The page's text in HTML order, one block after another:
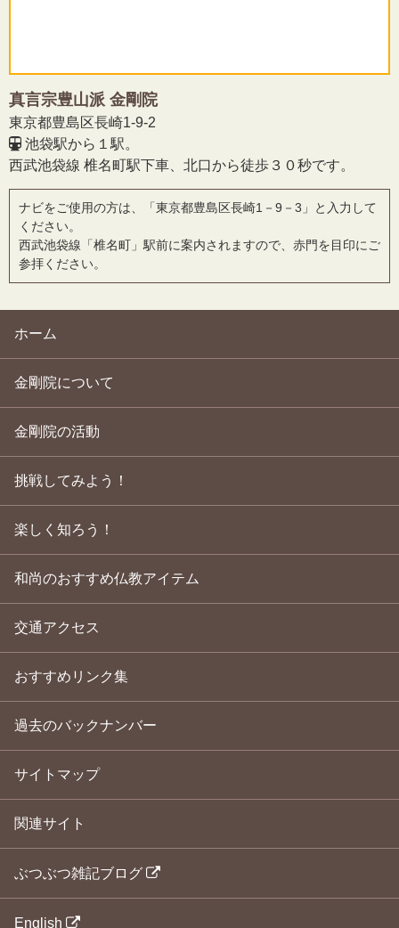
真言宗豊山派 金剛院
東京都豊島区長崎1-9-2
池袋駅から１駅。
西武池袋線 椎名町駅下車、北口から徒歩３０秒です。
ナビをご使用の方は、「東京都豊島区長崎1－9－3」と入力して
ください。
西武池袋線「椎名町」駅前に案内されますので、赤門を目印にご
参拝ください。
ホーム
金剛院について
金剛院の活動
挑戦してみよう！
楽しく知ろう！
和尚のおすすめ仏教アイテム
交通アクセス
おすすめリンク集
過去のバックナンバー
サイトマップ
関連サイト
ぶつぶつ雑記ブログ
English